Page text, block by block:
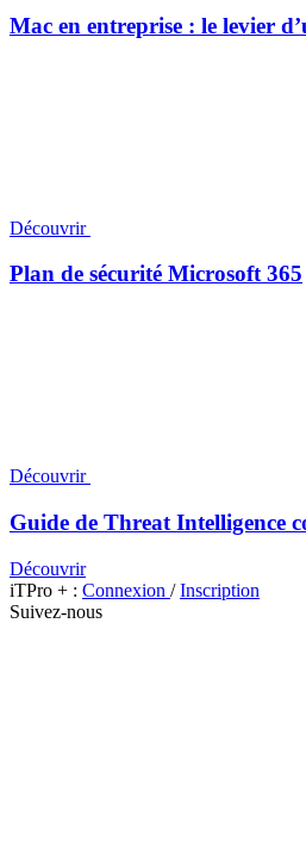
Mac en entreprise : le levier
Découvrir
Plan de sécurité Microsoft 365
Découvrir
Guide de Threat Intelligence
Découvrir
iTPro + : Connexion /Inscription
Suivez-nous